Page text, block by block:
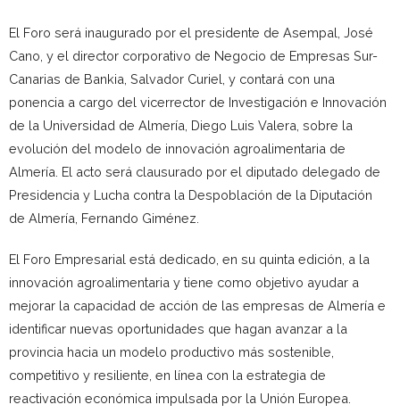
El Foro será inaugurado por el presidente de Asempal, José
Cano, y el director corporativo de Negocio de Empresas Sur-
Canarias de Bankia, Salvador Curiel, y contará con una
ponencia a cargo del vicerrector de Investigación e Innovación
de la Universidad de Almería, Diego Luis Valera, sobre la
evolución del modelo de innovación agroalimentaria de
Almería. El acto será clausurado por el diputado delegado de
Presidencia y Lucha contra la Despoblación de la Diputación
de Almería, Fernando Giménez.
El Foro Empresarial está dedicado, en su quinta edición, a la
innovación agroalimentaria y tiene como objetivo ayudar a
mejorar la capacidad de acción de las empresas de Almería e
identificar nuevas oportunidades que hagan avanzar a la
provincia hacia un modelo productivo más sostenible,
competitivo y resiliente, en línea con la estrategia de
reactivación económica impulsada por la Unión Europea.